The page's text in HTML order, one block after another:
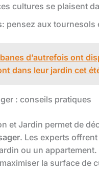
cultures se plaisent
: pensez aux
d’autrefois ont
dans leur jardin cet
: conseils pratiques
et Jardin permet de
. Les experts
ou un
la surface de